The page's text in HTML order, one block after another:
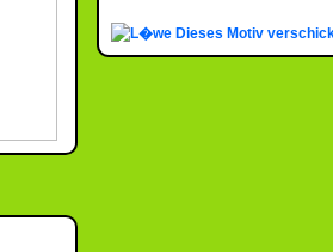
Dieses Motiv